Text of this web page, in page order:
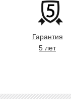
Гарантия
5 лет